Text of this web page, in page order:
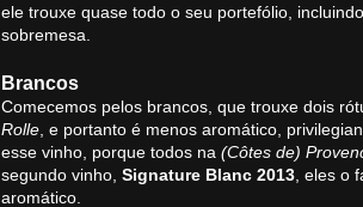
ele trouxe quase todo o seu portefólio,
sobremesa.
Brancos
Comecemos pelos brancos, que trouxe dois
Rolle , e portanto é menos aromático,
esse vinho, porque todos na (Côtes de)
segundo vinho, Signature Blanc 2013 , eles o
aromático.